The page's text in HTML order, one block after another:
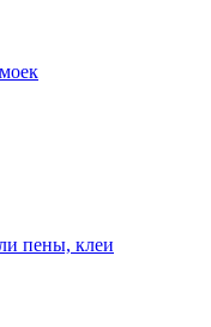
пены, клеи